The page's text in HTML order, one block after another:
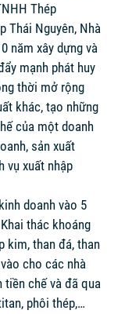
Thép
Thái Nguyên, Nhà
năm xây dựng và
mạnh phát huy
thời mở rộng
khác, tạo những
của một doanh
sản xuất
vụ xuất nhập
doanh vào 5
thác khoáng
kim, than đá, than
cho các nhà
tiền chế và đã qua
phôi thép,…